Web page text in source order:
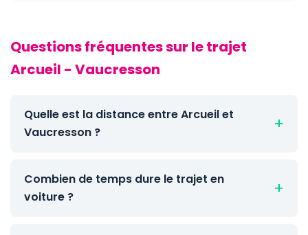
Questions fréquentes sur le trajet
Arcueil - Vaucresson
Quelle est la distance entre Arcueil et
Vaucresson ?
Combien de temps dure le trajet en
voiture ?